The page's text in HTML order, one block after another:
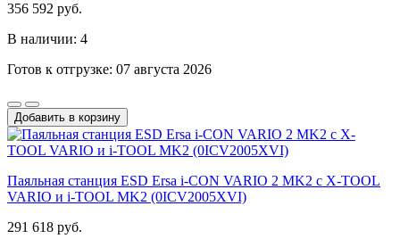
356 592 руб.
В наличии: 4
Готов к отгрузке: 07 августа 2026
Добавить в корзину
Паяльная станция ESD Ersa i-CON VARIO 2 MK2 с X-TOOL
VARIO и i-TOOL MK2 (0ICV2005XVI)
291 618 руб.